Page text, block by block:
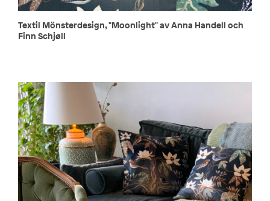
Textil Mönsterdesign, "Moonlight" av Anna Handell och
Finn Schjøll